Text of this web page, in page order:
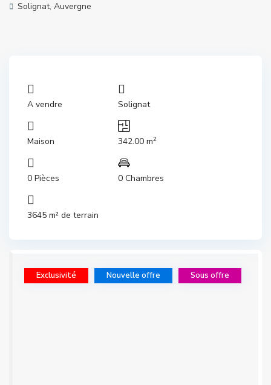
Solignat, Auvergne
A vendre Solignat
Maison 342.00 m2
0 Pièces 0 Chambres
3645 m² de terrain
Exclusivité Nouvelle offre Sous offre